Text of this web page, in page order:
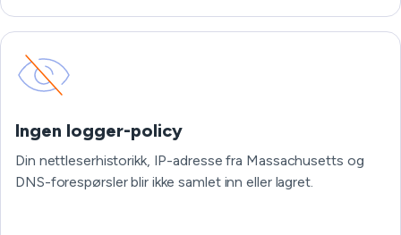
Ingen logger-policy
Din nettleserhistorikk, IP-adresse fra Massachusetts og
DNS-forespørsler blir ikke samlet inn eller lagret.